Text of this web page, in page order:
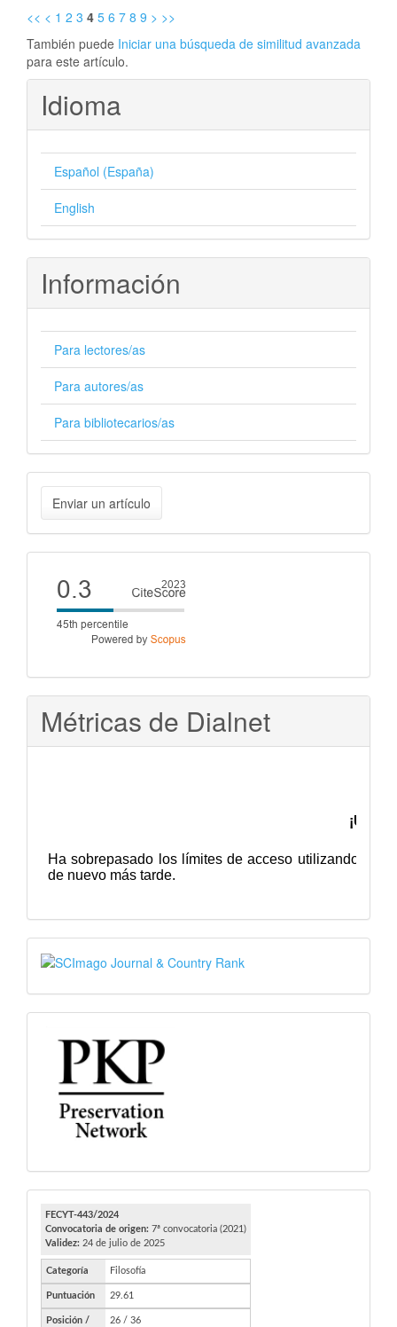
<< < 1 2 3 4 5 6 7 8 9 > >>
También puede Iniciar una búsqueda de similitud avanzada
para este artículo.
Idioma
Español (España)
English
Información
Para lectores/as
Para autores/as
Para bibliotecarios/as
Enviar
un
artículo
Enviar un artículo
Cite
score
Métricas de Dialnet
SJR
PKP
FECYT